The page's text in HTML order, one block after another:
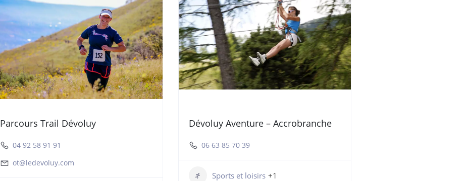
Parcours Trail Dévoluy
04 92 58 91 91
ot@ledevoluy.com
Dévoluy Aventure – Accrobranche
06 63 85 70 39
Sports et loisirs +1